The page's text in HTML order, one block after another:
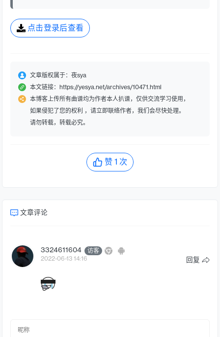
点击登录后查看
文章版权属于：夜sya
本文链接：https://yesya.net/archives/10471.html
本博客上传所有曲谱均为作者本人扒谱，仅供交流学习使用，
如果侵犯了您的权利 ，请立即联络作者，我们会尽快处理。
请勿转载，转载必究。
赞 1 次
文章评论
3324611604
访客
2022-06-13 14:16
回复